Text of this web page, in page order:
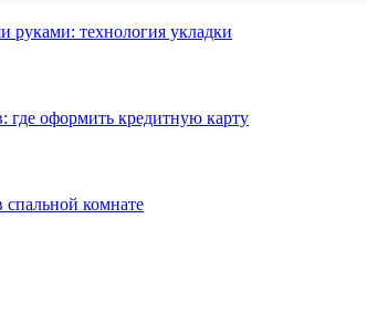
руками: технология укладки
где оформить кредитную карту
комнате